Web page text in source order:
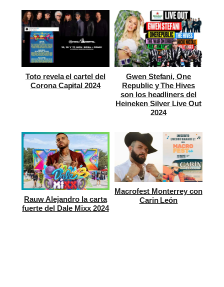
Toto revela el cartel del
Corona Capital 2024
Gwen Stefani, One
Republic y The Hives
son los headliners del
Heineken Silver Live Out
2024
Rauw Alejandro la carta
fuerte del Dale Mixx 2024
Macrofest Monterrey con
Carin León